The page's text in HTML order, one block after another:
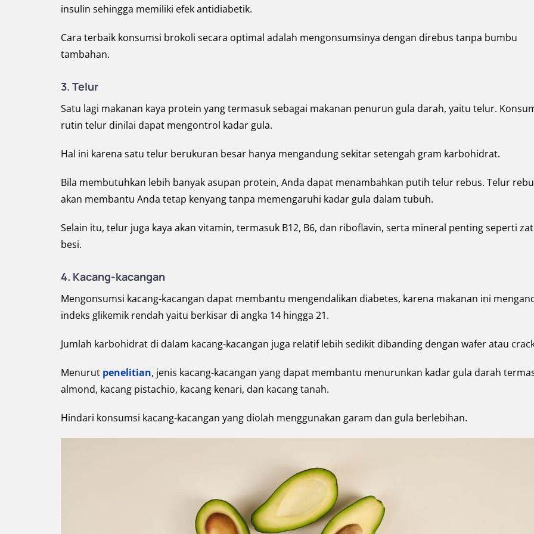
insulin sehingga memiliki efek antidiabetik.
Cara terbaik konsumsi brokoli secara optimal adalah mengonsumsinya dengan direbus tanpa bumbu
tambahan.
3. Telur
Satu lagi makanan kaya protein yang termasuk sebagai makanan penurun gula darah, yaitu telur.
rutin telur dinilai dapat mengontrol kadar gula.
Hal ini karena satu telur berukuran besar hanya mengandung sekitar setengah gram karbohidrat.
Bila membutuhkan lebih banyak asupan protein, Anda dapat menambahkan putih telur rebus. Telur
akan membantu Anda tetap kenyang tanpa memengaruhi kadar gula dalam tubuh.
Selain itu, telur juga kaya akan vitamin, termasuk B12, B6, dan riboflavin, serta mineral penting seperti zat
besi.
4. Kacang-kacangan
Mengonsumsi kacang-kacangan dapat membantu mengendalikan diabetes, karena makanan ini
indeks glikemik rendah yaitu berkisar di angka 14 hingga 21.
Jumlah karbohidrat di dalam kacang-kacangan juga relatif lebih sedikit dibanding dengan wafer atau
Menurut penelitian, jenis kacang-kacangan yang dapat membantu menurunkan kadar gula darah
almond, kacang pistachio, kacang kenari, dan kacang tanah.
Hindari konsumsi kacang-kacangan yang diolah menggunakan garam dan gula berlebihan.